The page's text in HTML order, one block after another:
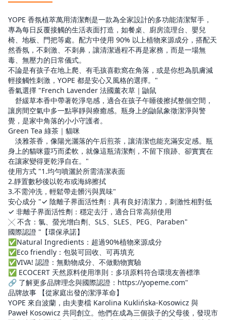
/
金流優惠
悠遊付
滿千最高8%現金回饋｜每月指定
週五最高再疊$150。了解更多
AFTEE 先享後付
YOPE 香氛植萃萬用清潔劑是一款為全家設計的多功能清潔幫手，
專為每日反覆接觸的生活表面打造，如餐桌、廚房流理台、嬰兒
椅、地板、門把等處。配方中使用 90% 以上植物來源成分，搭配天
然香氛，不刺激、不刺鼻，讓清潔過程不再是家務，而是一場無
毒、無壓力的日常儀式。
不論是有孩子在地上爬、有毛孩喜歡窩在角落，或是你想為肌膚減
輕接觸性刺激，YOPE 都是安心又風格的選擇。"
香氣選擇 "French Lavender 法國薰衣草｜鼬鼠
舒緩草本香中帶著乾淨皂感，適合在孩子午睡後擦拭整個空間，
讓房間空氣中多一點寧靜與療癒感。瓶身上的鼬鼠象徵潔淨與警
覺，是家中角落的小小守護者。
Green Tea 綠茶｜貓咪
淡雅茶香，像陽光灑落的午后煎茶，讓清潔也能充滿安定感。瓶
身上的貓咪靈巧而柔軟，就像這瓶清潔劑，不留下痕跡、卻實實在
在讓家變得更乾淨自在。"
使用方式 "1.均勻噴灑於所需清潔表面
2.靜置數秒後以乾布或海綿擦拭
3.不需沖洗，輕鬆帶走髒污與異味"
安心成分 "✓ 陰離子界面活性劑：具有良好清潔力，刺激性相對低
✓ 非離子界面活性劑：穩定去汙，適合日常高頻使用
╳ 不含：氯、螢光增白劑、SLS、SLES、PEG、Paraben"
國際認證 "【環保承諾】
✅Natural Ingredients：超過90%植物來源成分
✅Eco friendly：包裝可回收、可再填充
✅VIVA! 認證：無動物成分、不做動物實驗
✅ ECOCERT 天然原料使用準則：多項原料符合環境友善標準
🔗 了解更多品牌理念與國際認證：https://yopeme.com"
品牌故事 【從家庭出發的潔淨革命】
YOPE 來自波蘭，由夫妻檔 Karolina Kuklińska-Kosowicz 與
Paweł Kosowicz 共同創立。他們在成為三個孩子的父母後，發現市